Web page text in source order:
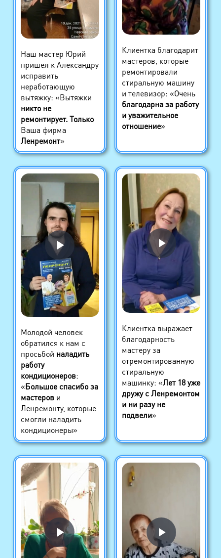
Наш мастер Юрий
пришел к Александру
исправить
неработающую
вытяжку: «Вытяжки
никто не
ремонтирует. Только
Ваша фирма
Ленремонт»
Клиентка благодарит
мастеров, которые
ремонтировали
стиральную машину
и телевизор: «Очень
благодарна за работу
и уважительное
отношение»
Молодой человек
обратился к нам с
просьбой наладить
работу
кондиционеров:
«Большое спасибо за
мастерови
Ленремонту, которые
смогли наладить
кондиционеры»
Клиентка выражает
благодарность
мастеру за
отремонтированную
стиральную
машинку: «Лет 18 уже
дружу с Ленремонтом
и ни разу не
подвели»